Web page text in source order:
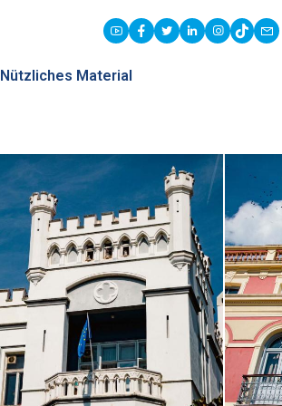
Nützliches Material
youtubefacebook
twitterlinkedintiktok